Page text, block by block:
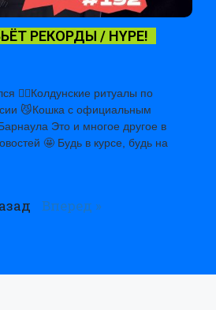
РЕКОРДЫ / HYPE!
🧙‍♀️Колдунские ритуалы по
😼Кошка с официальным
Это и многое другое в
🤩 Будь в курсе, будь на
Вперед »